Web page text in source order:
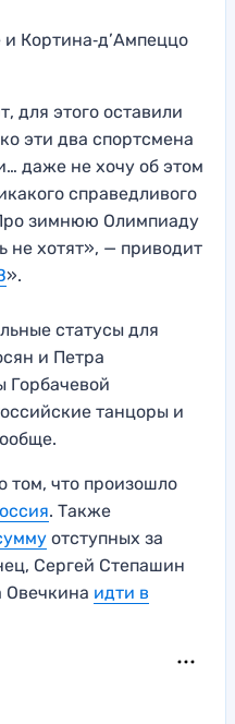
Кортина‑д’Ампеццо
для этого оставили
эти два спортсмена
даже не хочу об этом
справедливого
зимнюю Олимпиаду
не хотят», — приводит
».
статусы для
и Петра
Горбачевой
танцоры и
том, что произошло
. Также
отступных за
Сергей Степашин
Овечкина идти в